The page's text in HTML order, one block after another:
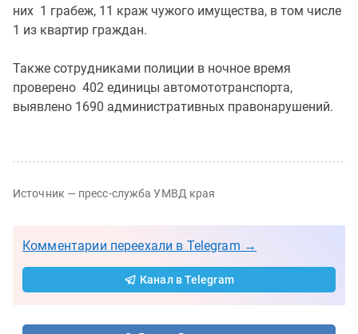
них 1 грабеж, 11 краж чужого имущества, в том числе
1 из квартир граждан.
Также сотрудниками полиции в ночное время
проверено 402 единицы автомототранспорта,
выявлено 1690 административных правонарушений.
Источник — пресс-служба УМВД края
Комментарии переехали в Telegram →
Канал в Telegram